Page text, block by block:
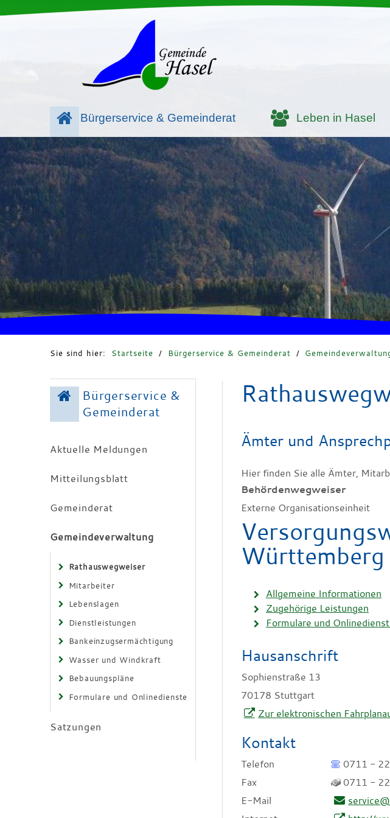
Bürgerservice & Gemeinderat Leben in Hasel
Sie sind hier: Startseite / Bürgerservice & Gemeinderat /
Bürgerservice &
Gemeinderat
Aktuelle Meldungen
Mitteilungsblatt
Gemeinderat
Gemeindeverwaltung
Rathauswegweiser
Mitarbeiter
Lebenslagen
Dienstleistungen
Bankeinzugsermächtigung
Wasser und Windkraft
Bebauungspläne
Formulare und Onlinedienste
Satzungen
Ämter und
Hier finden Sie alle Ämter,
Behördenwegweiser
Externe Organisationseinheit
Württemberg
Allgemeine Informationen
Zugehörige Leistungen
Formulare und
Hausanschrift
Sophienstraße 13
70178 Stuttgart
Zur elektronischen
Kontakt
Telefon
0711 -
Fax
0711 -
E-Mail